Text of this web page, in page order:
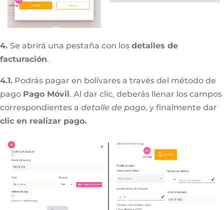
4. Se abrirá una pestaña con los detalles de
facturación.
4.1. Podrás pagar en bolívares a través del método de
pago Pago Móvil. Al dar clic, deberás llenar los campos
correspondientes a detalle de pago, y finalmente dar
clic en realizar pago.